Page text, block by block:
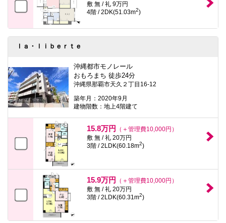
敷 無 / 礼 9万円
4階 / 2DK(51.03m2)
ｌａ・ｌｉｂｅｒｔｅ
沖縄都市モノレール
おもろまち 徒歩24分
沖縄県那覇市天久２丁目16-12
築年月：2020年9月
建物階数：地上4階建て
15.8万円
（＋管理費10,000円）
敷 無 / 礼 20万円
3階 / 2LDK(60.18m2)
15.9万円
（＋管理費10,000円）
敷 無 / 礼 20万円
3階 / 2LDK(60.31m2)